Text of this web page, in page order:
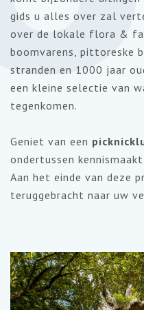
gids u alles over zal
over de lokale flora &
boomvarens, pittoreske
stranden en 1000 jaar
een kleine selectie van
tegenkomen.
Geniet van een
ondertussen
Aan het einde van deze
teruggebracht naar uw